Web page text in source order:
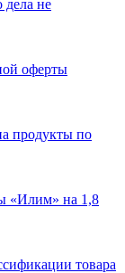
не
оферты
продукты по
«Илим» на 1,8
товара